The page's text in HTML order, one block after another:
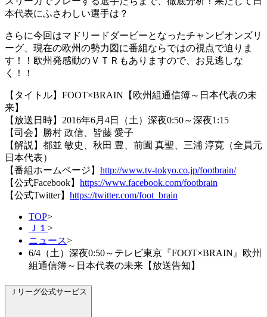
本代表にふさわしい選手は？
さらに今回はマドリードダービーとなったチャンピオンズリ
ーグ、現在の欧州の勢力図に番組ならではの視点で迫りま
す！！欧州発感動のＶＴＲもありますので、お見逃しな
く！！
【タイトル】FOOT×BRAIN【欧州組通信簿～日本代表の未
来】
【放送日時】2016年6月4日（土）深夜0:50～深夜1:15
【司会】勝村 政信、皆藤 愛子
【解説】都並 敏史、秋田 豊、前園 真聖、三浦 淳寛（全員元
日本代表）
【番組ホームページ】 http://www.tv-tokyo.co.jp/footbrain/
【公式Facebook】 https://www.facebook.com/footbrain
【公式Twitter】 https://twitter.com/foot_brain
TOP>
Ｊ１ >
ニュース>
6/4（土）深夜0:50～テレビ東京『FOOT×BRAIN』欧州
組通信簿～日本代表の未来【放送告知】
Ｊリーグ公式サービス